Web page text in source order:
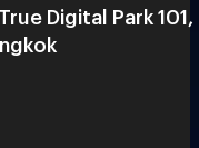
Digital Park 101,